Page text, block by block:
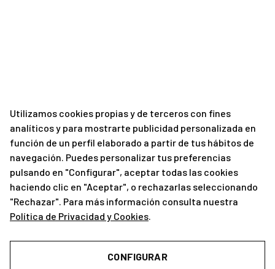
Utilizamos cookies propias y de terceros con fines
analíticos y para mostrarte publicidad personalizada en
función de un perfil elaborado a partir de tus hábitos de
navegación. Puedes personalizar tus preferencias
pulsando en "Configurar", aceptar todas las cookies
haciendo clic en "Aceptar", o rechazarlas seleccionando
"Rechazar". Para más información consulta nuestra
Política de Privacidad y Cookies.
CONFIGURAR